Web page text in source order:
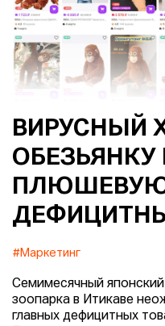
ВИРУСНЫЙ
ОБЕЗЬЯНКУ
ПЛЮШЕВУЮ
#Маркетинг
Семимесячный
зоопарка в Итикаве
главных дефицитных